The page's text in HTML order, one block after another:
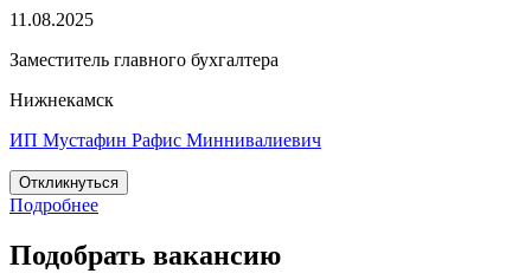
11.08.2025
Заместитель главного бухгалтера
Нижнекамск
ИП Мустафин Рафис Миннивалиевич
Откликнуться
Подробнее
Подобрать вакансию